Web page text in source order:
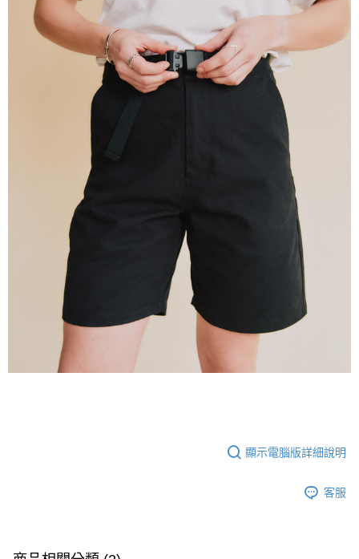
顯示電腦版詳細說明
客服